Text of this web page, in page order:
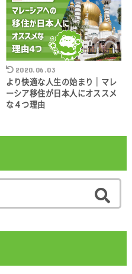
2020.06.03
より快適な人生の始まり｜マレ
ーシア移住が日本人にオススメ
な４つ理由